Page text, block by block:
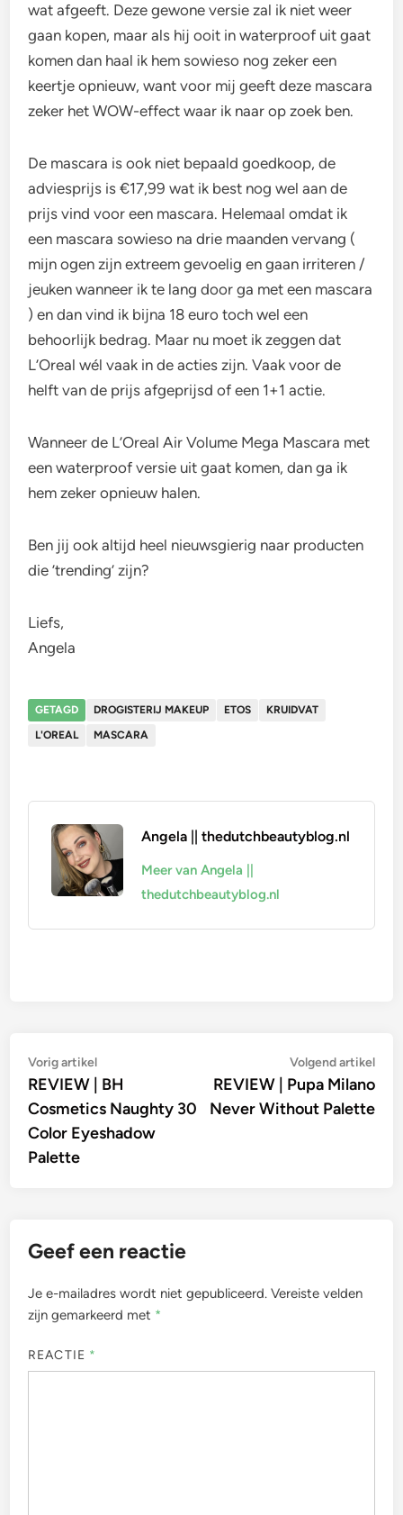
wat afgeeft. Deze gewone versie zal ik niet weer
gaan kopen, maar als hij ooit in waterproof uit gaat
komen dan haal ik hem sowieso nog zeker een
keertje opnieuw, want voor mij geeft deze mascara
zeker het WOW-effect waar ik naar op zoek ben.
De mascara is ook niet bepaald goedkoop, de
adviesprijs is €17,99 wat ik best nog wel aan de
prijs vind voor een mascara. Helemaal omdat ik
een mascara sowieso na drie maanden vervang (
mijn ogen zijn extreem gevoelig en gaan irriteren /
jeuken wanneer ik te lang door ga met een mascara
) en dan vind ik bijna 18 euro toch wel een
behoorlijk bedrag. Maar nu moet ik zeggen dat
L’Oreal wél vaak in de acties zijn. Vaak voor de
helft van de prijs afgeprijsd of een 1+1 actie.
Wanneer de L’Oreal Air Volume Mega Mascara met
een waterproof versie uit gaat komen, dan ga ik
hem zeker opnieuw halen.
Ben jij ook altijd heel nieuwsgierig naar producten
die ’trending’ zijn?
Liefs,
Angela
GETAGD DROGISTERIJ MAKEUP ETOS
KRUIDVAT
L'OREAL
MASCARA
Angela || thedutchbeautyblog.nl
Meer van Angela ||
thedutchbeautyblog.nl
Bericht
navigatie
Vorig artikelVorig
artikel:
REVIEW | BH
Cosmetics Naughty 30
Color Eyeshadow
Palette
Volgend artikel
REVIEW | Pupa Milano
Never Without Palette
Geef een reactie
Je e-mailadres wordt niet gepubliceerd. Vereiste velden
zijn gemarkeerd met *
REACTIE *